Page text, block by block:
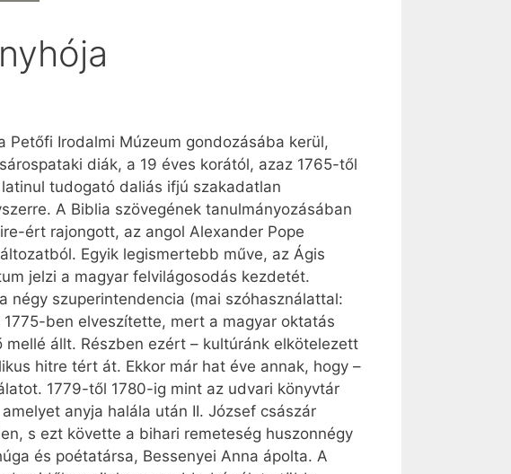
Petőfi Irodalmi Múzeum gondozásába kerül,
diák, a 19 éves korától, azaz 1765-től
tudogató daliás ifjú szakadatlan
A Biblia szövegének tanulmányozásában
ért rajongott, az angol Alexander Pope
Egyik legismertebb műve, az Ágis
jelzi a magyar felvilágosodás kezdetét.
négy szuperintendencia (mai szóhasználattal:
ben elveszítette, mert a magyar oktatás
állt. Részben ezért – kultúránk elkötelezett
hitre tért át. Ekkor már hat éve annak, hogy –
1779-től 1780-ig mint az udvari könyvtár
anyja halála után II. József császár
s ezt követte a bihari remeteség huszonnégy
és poétatársa, Bessenyei Anna ápolta. A